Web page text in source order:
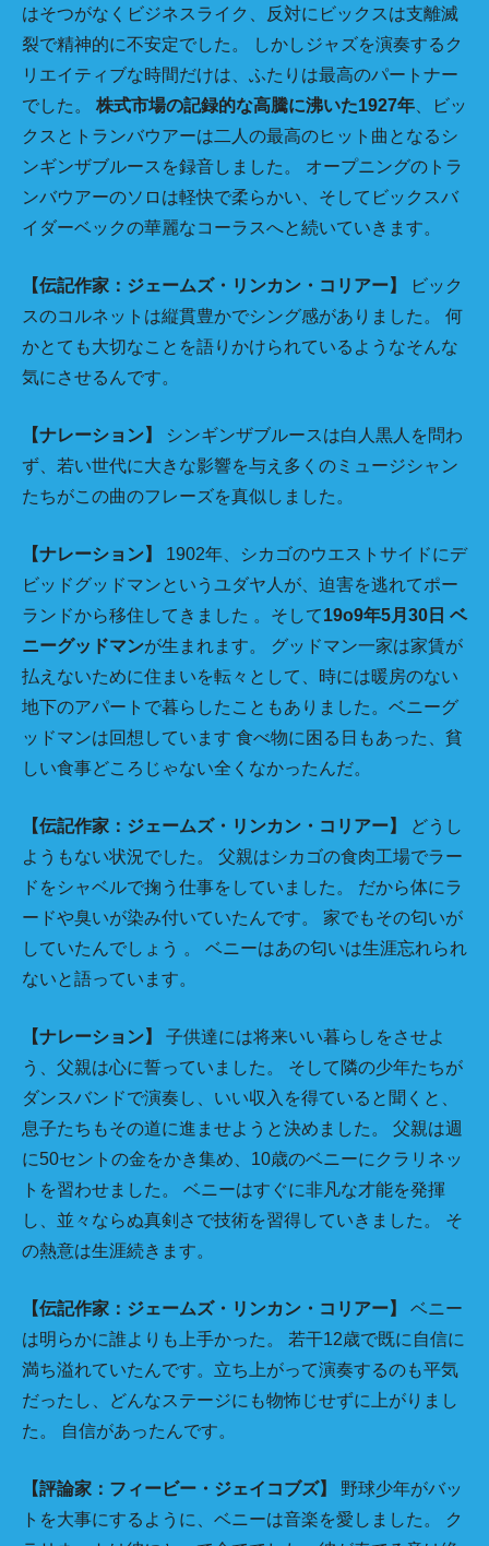
はそつがなくビジネスライク、反対にビックスは支離滅
裂で精神的に不安定でした。 しかしジャズを演奏するク
リエイティブな時間だけは、ふたりは最高のパートナー
でした。 株式市場の記録的な高騰に沸いた1927年 、ビッ
クスとトランバウアーは二人の最高のヒット曲となるシ
ンギンザブルースを録音しました。 オープニングのトラ
ンバウアーのソロは軽快で柔らかい、そしてビックスバ
イダーベックの華麗なコーラスへと続いていきます。
【伝記作家：ジェームズ・リンカン・コリアー】
ビック
スのコルネットは縦貫豊かでシング感がありました。 何
かとても大切なことを語りかけられているようなそんな
気にさせるんです。
【ナレーション】
シンギンザブルースは白人黒人を問わ
ず、若い世代に大きな影響を与え多くのミュージシャン
たちがこの曲のフレーズを真似しました。
【ナレーション】
1902年、シカゴのウエストサイドにデ
ビッドグッドマンというユダヤ人が、迫害を逃れてポー
ランドから移住してきました 。そして19o9年5月30日 ベ
ニーグッドマンが生まれます。 グッドマン一家は家賃が
払えないために住まいを転々として、時には暖房のない
地下のアパートで暮らしたこともありました。ベニーグ
ッドマンは回想しています 食べ物に困る日もあった、貧
しい食事どころじゃない全くなかったんだ。
【伝記作家：ジェームズ・リンカン・コリアー】
どうし
ようもない状況でした。 父親はシカゴの食肉工場でラー
ドをシャベルで掬う仕事をしていました。 だから体にラ
ードや臭いが染み付いていたんです。 家でもその匂いが
していたんでしょう 。 ベニーはあの匂いは生涯忘れられ
ないと語っています。
【ナレーション】
子供達には将来いい暮らしをさせよ
う、父親は心に誓っていました。 そして隣の少年たちが
ダンスバンドで演奏し、いい収入を得ていると聞くと、
息子たちもその道に進ませようと決めました。 父親は週
に50セントの金をかき集め、10歳のベニーにクラリネッ
トを習わせました。 ベニーはすぐに非凡な才能を発揮
し、並々ならぬ真剣さで技術を習得していきました。 そ
の熱意は生涯続きます。
【伝記作家：ジェームズ・リンカン・コリアー】
ベニー
は明らかに誰よりも上手かった。 若干12歳で既に自信に
満ち溢れていたんです。立ち上がって演奏するのも平気
だったし、どんなステージにも物怖じせずに上がりまし
た。 自信があったんです。
【評論家：フィービー・ジェイコブズ】
野球少年がバッ
トを大事にするように、ベニーは音楽を愛しました。 ク